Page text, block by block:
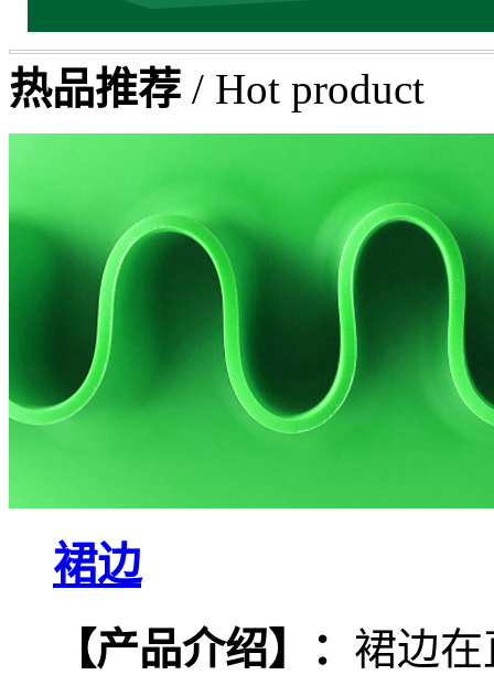
热品推荐 / Hot product
裙边
【产品介绍】 ： 裙边